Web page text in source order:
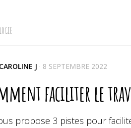
CAROLINE J · 8 SEPTEMBRE 2022
faciliter le
propose 3 pistes pour